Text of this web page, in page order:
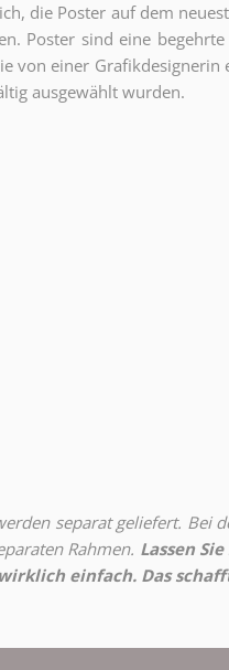
die Poster auf dem
Poster sind eine
von einer
ausgewählt wurden.
separat geliefert. Bei
Rahmen. Lassen
einfach. Das